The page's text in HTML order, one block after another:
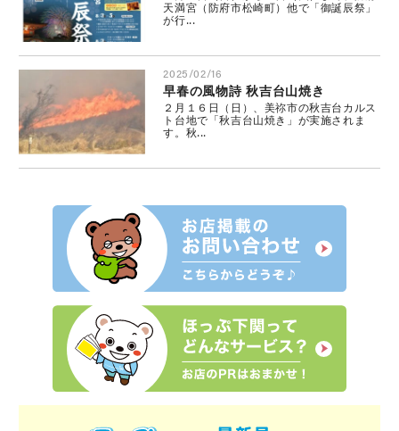
天満宮（防府市松崎町）他で「御誕辰祭」
が行...
2025/02/16
早春の風物詩 秋吉台山焼き
２月１６日（日）、美祢市の秋吉台カルス
ト台地で「秋吉台山焼き」が実施されま
す。秋...